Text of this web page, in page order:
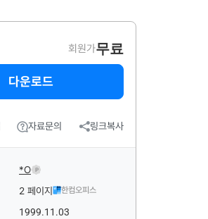
회원가무료
다운로드
자료문의 링크복사
*O P
2 페이지 한컴오피스
1999.11.03